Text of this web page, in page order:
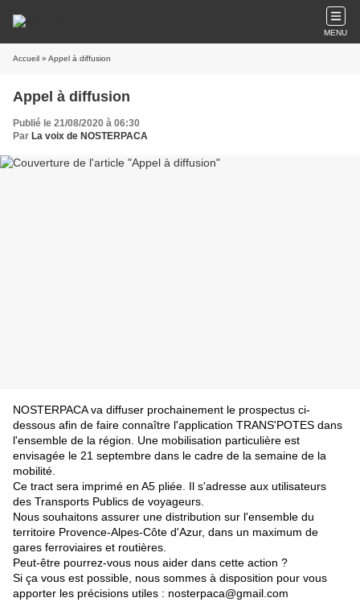
MENU
Accueil » Appel à diffusion
Appel à diffusion
Publié le 21/08/2020 à 06:30
Par La voix de NOSTERPACA
NOSTERPACA va diffuser prochainement le prospectus ci-
dessous afin de faire connaître l'application TRANS'POTES dans
l'ensemble de la région. Une mobilisation particulière est
envisagée le 21 septembre dans le cadre de la semaine de la
mobilité.
Ce tract sera imprimé en A5 pliée. Il s'adresse aux utilisateurs
des Transports Publics de voyageurs.
Nous souhaitons assurer une distribution sur l'ensemble du
territoire Provence-Alpes-Côte d'Azur, dans un maximum de
gares ferroviaires et routières
Peut-être pourrez-vous nous aider dans cette action ?
Si ça vous est possible, nous sommes à disposition pour vous
apporter les précisions utiles : nosterpaca@gmail.com